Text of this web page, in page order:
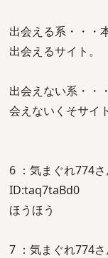
出会える系・・・
出会えるサイト。
出会えない系・・
会えないくそサイト
6 ：気まぐれ774
ID:taq7taBd0
ほうほう
7 ：気まぐれ774